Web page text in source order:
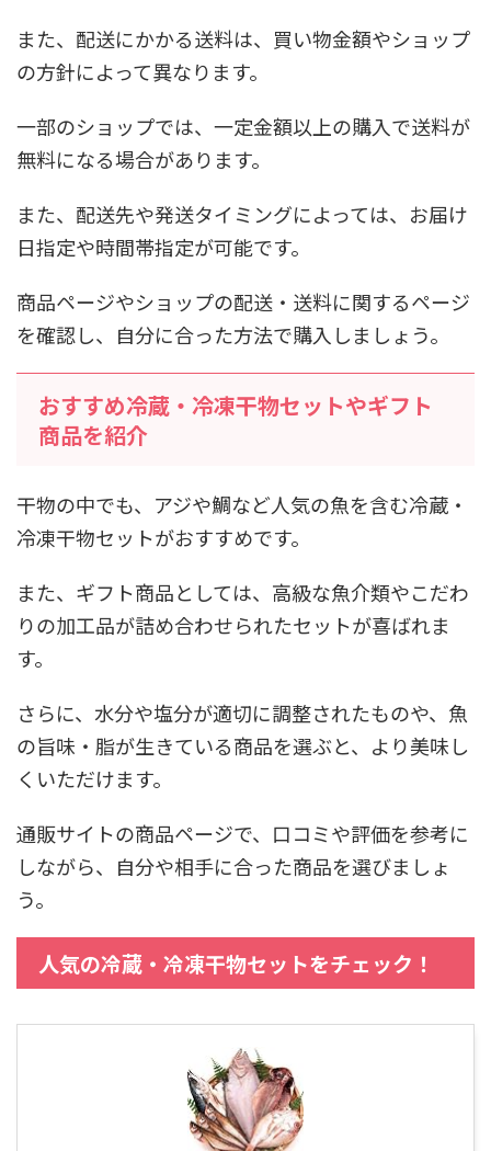
また、配送にかかる送料は、買い物金額やショップ
の方針によって異なります。
一部のショップでは、一定金額以上の購入で送料が
無料になる場合があります。
また、配送先や発送タイミングによっては、お届け
日指定や時間帯指定が可能です。
商品ページやショップの配送・送料に関するページ
を確認し、自分に合った方法で購入しましょう。
おすすめ冷蔵・冷凍干物セットやギフト
商品を紹介
干物の中でも、アジや鯛など人気の魚を含む冷蔵・
冷凍干物セットがおすすめです。
また、ギフト商品としては、高級な魚介類やこだわ
りの加工品が詰め合わせられたセットが喜ばれま
す。
さらに、水分や塩分が適切に調整されたものや、魚
の旨味・脂が生きている商品を選ぶと、より美味し
くいただけます。
通販サイトの商品ページで、口コミや評価を参考に
しながら、自分や相手に合った商品を選びましょ
う。
人気の冷蔵・冷凍干物セットをチェック！